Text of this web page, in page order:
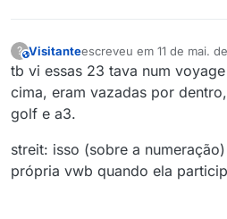
?This user is from outside of this forum
Visitanteescreveu em 11 de mai.
última edição por
tb vi essas 23 tava num
cima, eram vazadas por
golf e a3.
streit: isso (sobre a
própria vwb quando ela